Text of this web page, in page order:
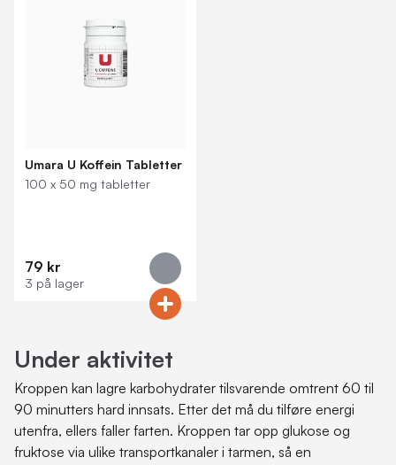
Umara U Koffein Tabletter
100 x 50 mg tabletter
79 kr
3 på lager
Under aktivitet
Kroppen kan lagre karbohydrater tilsvarende omtrent 60 til
90 minutters hard innsats. Etter det må du tilføre energi
utenfra, ellers faller farten. Kroppen tar opp glukose og
fruktose via ulike transportkanaler i tarmen, så en